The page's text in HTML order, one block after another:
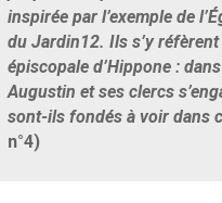
inspirée par l’exemple de
du Jardin12. Ils s’y
épiscopale d’Hippone :
Augustin et ses clercs
sont-ils fondés à voir dans
n°4)